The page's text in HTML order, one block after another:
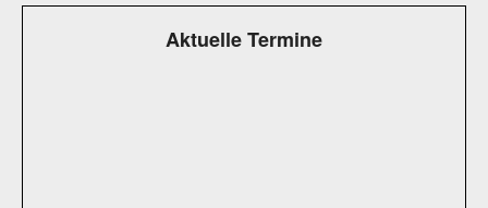
Aktuelle Termine